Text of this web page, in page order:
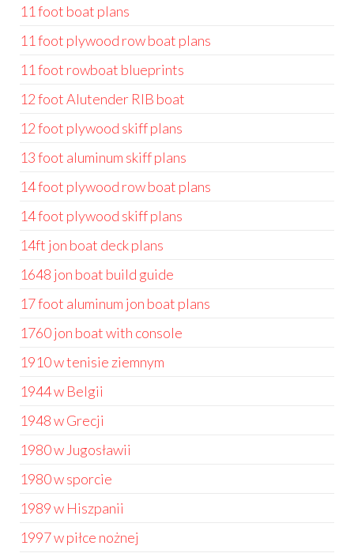
11 foot boat plans
11 foot plywood row boat plans
11 foot rowboat blueprints
12 foot Alutender RIB boat
12 foot plywood skiff plans
13 foot aluminum skiff plans
14 foot plywood row boat plans
14 foot plywood skiff plans
14ft jon boat deck plans
1648 jon boat build guide
17 foot aluminum jon boat plans
1760 jon boat with console
1910 w tenisie ziemnym
1944 w Belgii
1948 w Grecji
1980 w Jugosławii
1980 w sporcie
1989 w Hiszpanii
1997 w piłce nożnej